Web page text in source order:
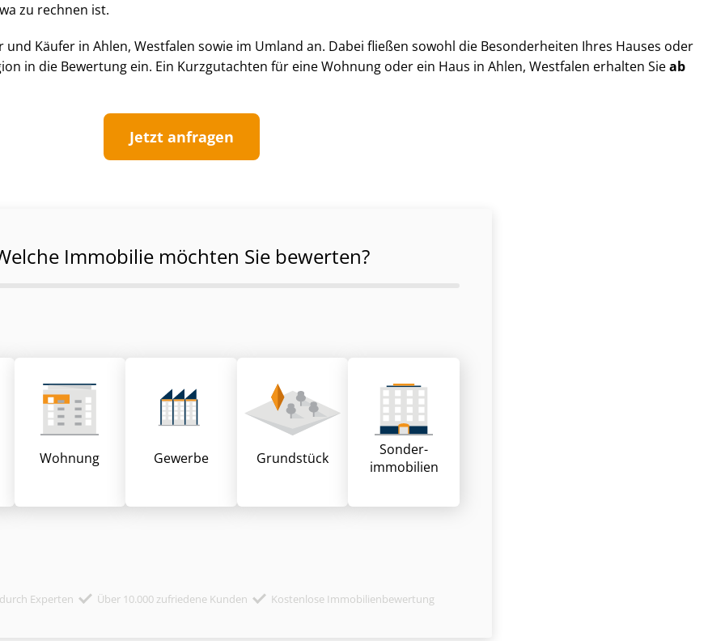
zu rechnen ist.
Käufer in Ahlen, Westfalen sowie im Umland an. Dabei fließen sowohl die Besonderheiten Ihres Hauses oder
in die Bewertung ein. Ein Kurzgutachten für eine Wohnung oder ein Haus in Ahlen, Westfalen erhalten Sieab
Jetzt anfragen
Immobilie möchten Sie bewerten?
Wohnung Gewerbe Grund­stück
Sonder­
immobilien
Experten Über 10.000 zufriedene Kunden Kostenlose Immobilienbewertung